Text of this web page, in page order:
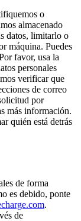
o
almacenado
datos, limitarlo o
máquina. Puedes
favor, usa la
personales
verificar que
de correo
por
más información.
quién está detrás
de forma
es debido, ponte
.
de